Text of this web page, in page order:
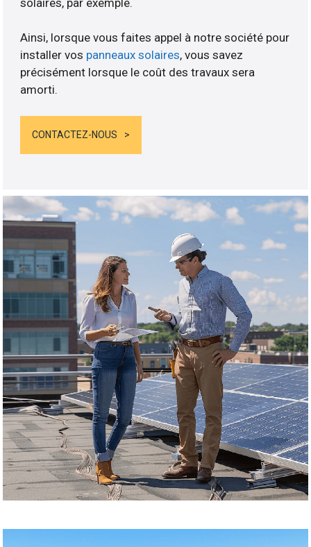
Ainsi, lorsque vous faites appel à notre société pour
installer vos panneaux solaires, vous savez
précisément lorsque le coût des travaux sera
amorti.
CONTACTEZ-NOUS